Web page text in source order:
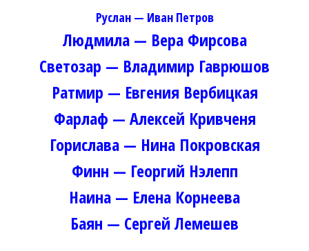
Руслан — Иван Петров
Людмила — Вера Фирсова
Светозар — Владимир Гаврюшов
Ратмир — Евгения Вербицкая
Фарлаф — Алексей Кривченя
Горислава — Нина Покровская
Финн — Георгий Нэлепп
Наина — Елена Корнеева
Баян — Сергей Лемешев